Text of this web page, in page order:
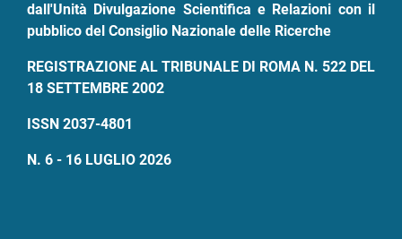
dall'Unità Divulgazione Scientifica e Relazioni con il
pubblico del Consiglio Nazionale delle Ricerche
REGISTRAZIONE AL TRIBUNALE DI ROMA N. 522 DEL
18 SETTEMBRE 2002
ISSN 2037-4801
N. 6 - 16 LUGLIO 2026